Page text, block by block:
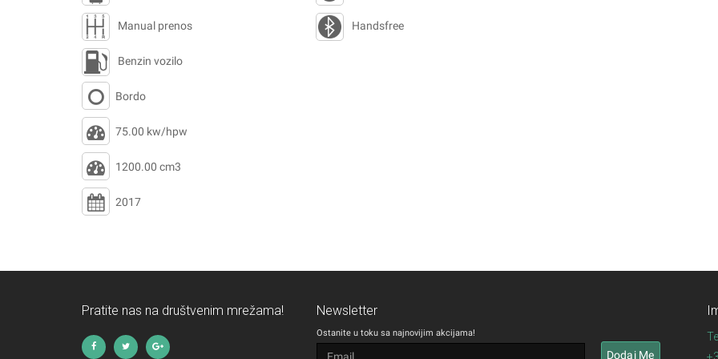
Manual prenos
Benzin vozilo
Bordo
75.00 kw/hpw
1200.00 cm3
2017
Handsfree
Pratite nas na društvenim mrežama! Newsletter
Ostanite u toku sa najnovijim akcijama!